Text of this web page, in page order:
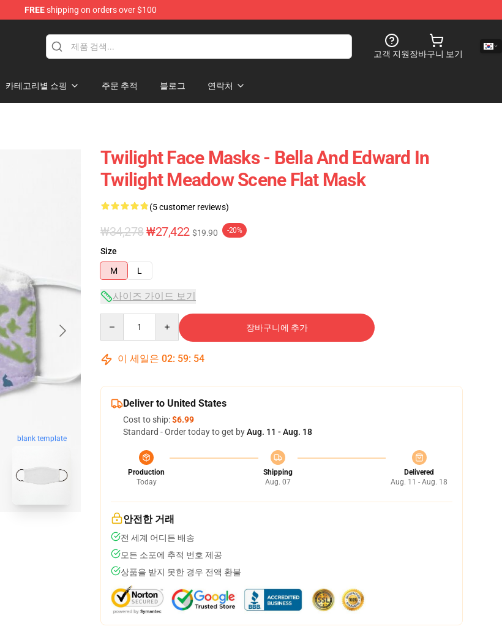
FREEshipping on orders over $100
고객 지원장바구니 보기
카테고리별 쇼핑 주문 추적 블로그 연락처
blank template
Twilight Face Masks - Bella And Edward In
Twilight Meadow Scene Flat Mask
(5 customer reviews)
₩34,278₩27,422 $19.90 -20%
Size
M
L
사이즈 가이드 보기
장바구니에 추가
이 세일은 02: 59: 53
Deliver to United States
Cost to ship:$6.99
Standard - Order today to get byAug. 11 - Aug. 18
Production
Today
Shipping
Aug. 07
Delivered
Aug. 11 - Aug. 18
안전한 거래
전 세계 어디든 배송
모든 소포에 추적 번호 제공
상품을 받지 못한 경우 전액 환불